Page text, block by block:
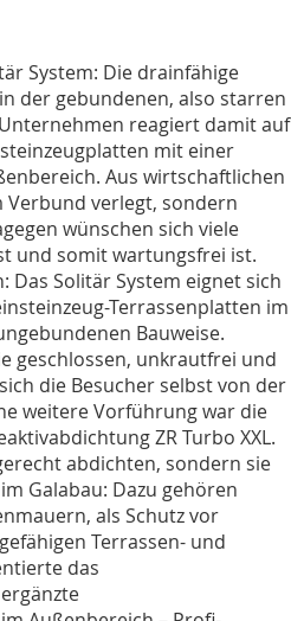
System: Die drainfähige
der gebundenen, also starren
reagiert damit auf
mit einer
Aus wirtschaftlichen
verlegt, sondern
wünschen sich viele
und somit wartungsfrei ist.
Solitär System eignet sich
Terrassenplatten im
Bauweise.
geschlossen, unkrautfrei und
die Besucher selbst von der
weitere Vorführung war die
ZR Turbo XXL.
abdichten, sondern sie
Galabau: Dazu gehören
als Schutz vor
Terrassen- und
das